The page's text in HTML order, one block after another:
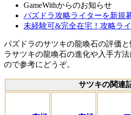
GameWithからのお知らせ
パズドラ攻略ライターを新規
未経験可&完全在宅！攻略ラ
パズドラのサツキの龍喚石の評価
ラサツキの龍喚石の進化や入手方
ので参考にどうぞ。
サツキの関連